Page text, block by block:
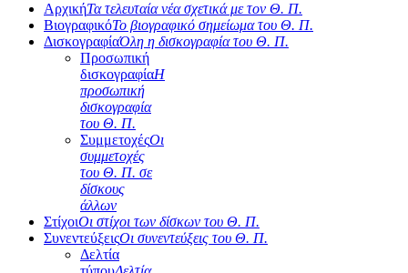
ΑρχικήΤα τελευταία νέα σχετικά με τον Θ. Π.
ΒιογραφικόΤο βιογραφικό σημείωμα του Θ. Π.
ΔισκογραφίαΌλη η δισκογραφία του Θ. Π.
Προσωπική
δισκογραφίαΗ
προσωπική
δισκογραφία
του Θ. Π.
ΣυμμετοχέςΟι
συμμετοχές
του Θ. Π. σε
δίσκους
άλλων
ΣτίχοιΟι στίχοι των δίσκων του Θ. Π.
ΣυνεντεύξειςΟι συνεντεύξεις του Θ. Π.
Δελτία